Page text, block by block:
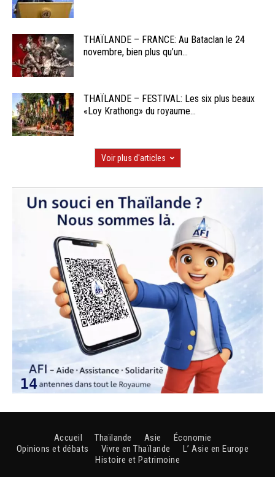
THAÏLANDE – FRANCE: Au Bataclan le 24
novembre, bien plus qu’un...
THAÏLANDE – FESTIVAL: Les six plus beaux
«Loy Krathong» du royaume...
Voir plus d'articles
Accueil Thaïlande Asie
Économie
Opinions et débats
Vivre en Thaïlande
L’ Asie en Europe
Histoire et Patrimoine